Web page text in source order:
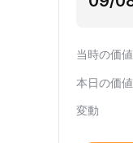
当時の価値
本日の価値
変動